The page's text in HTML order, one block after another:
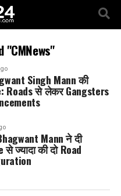
"CMNews"
Singh Mann की
Roads से लेकर Gangsters
Mann ने दी
ज्यादा की दो Road